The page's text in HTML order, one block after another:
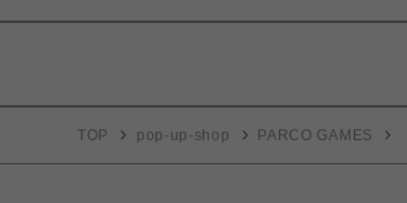
TOP pop-up-shop PARCO GAMES